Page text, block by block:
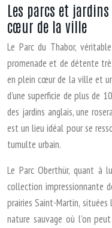
Les parcs et
cœur de la ville
Le Parc du Thabor,
promenade et de détente
en plein cœur de la ville et
d’une superficie de plus de
des jardins anglais, une
est un lieu idéal pour se
tumulte urbain.
Le Parc Oberthür, quant à
collection impressionnante
prairies Saint-Martin,
nature sauvage où l’on